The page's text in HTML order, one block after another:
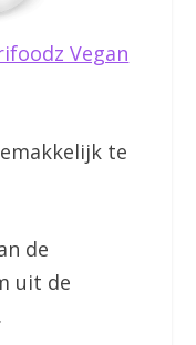
Vegan
te
de
uit de